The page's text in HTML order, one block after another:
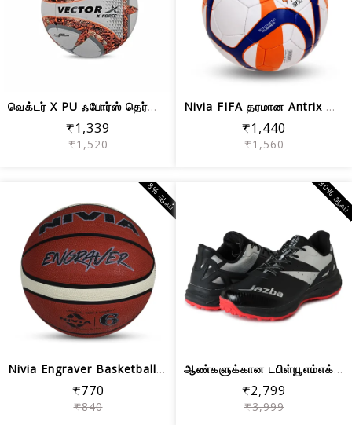
வெக்டர் X PU ஃபோர்ஸ் தெர்மோ பாண்டட் க...
₹1,339
₹1,520
Nivia FIFA தரமான Antrix கால்பந்து பந்...
₹1,440
₹1,560
Nivia Engraver Basketball / Soft Rubb...
₹770
₹840
8% ஆஃப்
ஆண்களுக்கான டபிள்யூஎம்எக்ஸ் கேடி கிரி...
₹2,799
₹3,999
30%